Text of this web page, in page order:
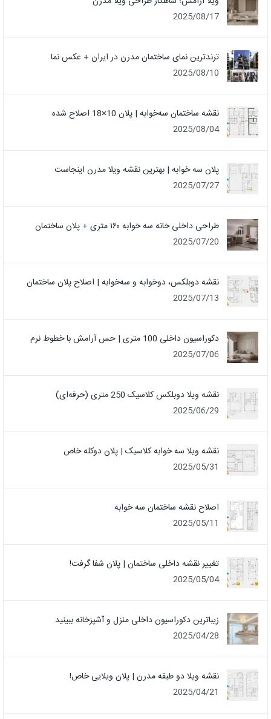
2025/08/17
ترندترین نمای ساختمان مدرن در ایران + عکس نما
2025/08/10
نقشه ساختمان سه‌خوابه | پلان 10×18 اصلاح شده
2025/08/04
پلان سه خوابه | بهترین نقشه ویلا مدرن اینجاست
2025/07/27
طراحی داخلی خانه سه خوابه ۱۶۰ متری + پلان ساختمان
2025/07/20
نقشه دوبلکس، دوخوابه و سه‌خوابه | اصلاح پلان ساختمان
2025/07/13
دکوراسیون داخلی 100 متری | حس آرامش با خطوط نرم
2025/07/06
نقشه ویلا دوبلکس کلاسیک 250 متری (حرفه‌ای)
2025/06/29
نقشه ویلا سه خوابه کلاسیک | پلان دوکله خاص
2025/05/31
اصلاح نقشه ساختمان سه خوابه
2025/05/11
تغییر نقشه داخلی ساختمان | پلان شفا گرفت!
2025/05/04
زیباترین دکوراسیون داخلی منزل و آشپزخانه ببینید
2025/04/28
نقشه ویلا دو طبقه مدرن | پلان ویلایی خاص!
2025/04/21